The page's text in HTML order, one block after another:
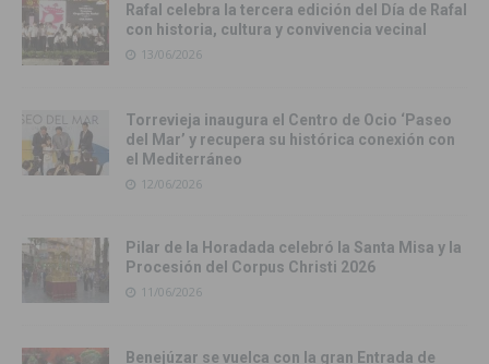
Rafal celebra la tercera edición del Día de Rafal
con historia, cultura y convivencia vecinal
13/06/2026
Torrevieja inaugura el Centro de Ocio ‘Paseo
del Mar’ y recupera su histórica conexión con
el Mediterráneo
12/06/2026
Pilar de la Horadada celebró la Santa Misa y la
Procesión del Corpus Christi 2026
11/06/2026
Benejúzar se vuelca con la gran Entrada de